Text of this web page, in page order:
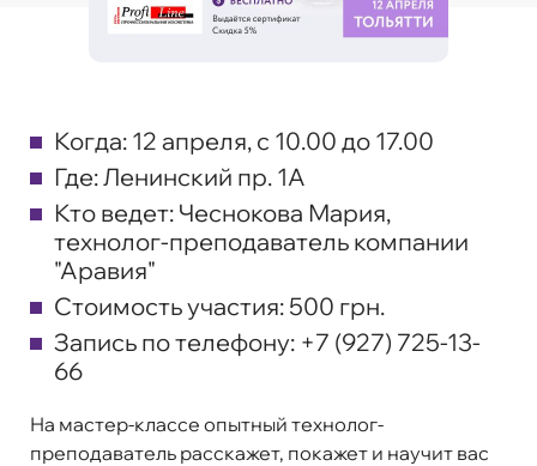
Когда: 12 апреля, с 10.00 до 17.00
Где:Ленинский пр. 1А
Кто ведет: Чеснокова Мария,
технолог-преподаватель компании
"Аравия"
Стоимость участия: 500 грн.
Запись по телефону: +7 (927) 725-13-
66
На мастер-классе опытный технолог-
преподаватель расскажет, покажет и научит вас